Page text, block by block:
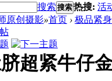
搜索 搜索热搜: 活
原创摄影»首页 › 极品紧
超紧牛仔